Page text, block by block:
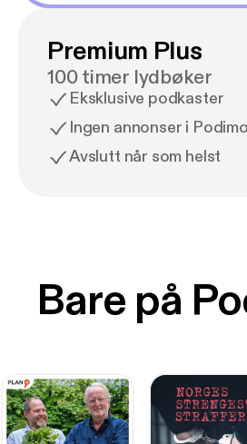
Premium Plus
100 timer lydbøker
Eksklusive podkaster
Ingen annonser i
Avslutt når som helst
Bare på